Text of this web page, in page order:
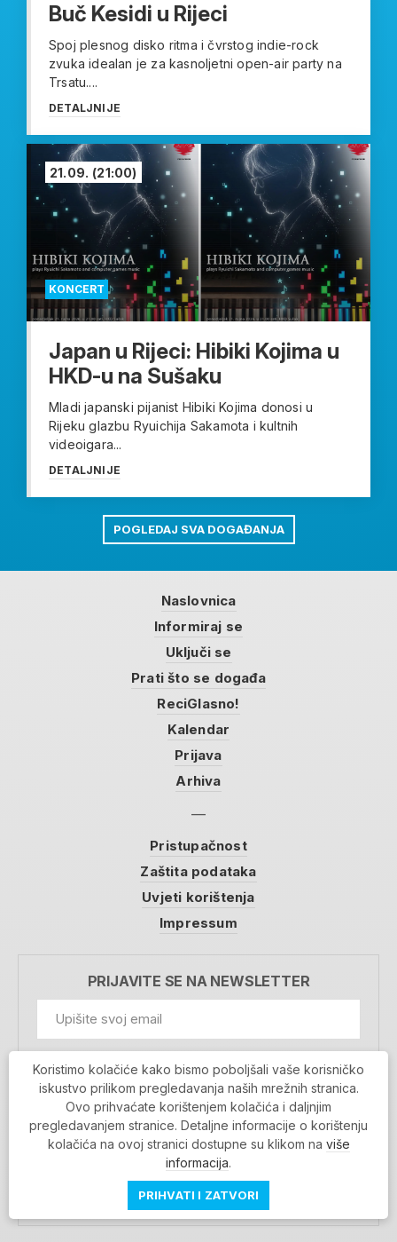
Buč Kesidi u Rijeci
Spoj plesnog disko ritma i čvrstog indie-rock
zvuka idealan je za kasnoljetni open-air party na
Trsatu....
DETALJNIJE
KONCERT
21.09. (21:00)
Japan u Rijeci: Hibiki Kojima u
HKD-u na Sušaku
Mladi japanski pijanist Hibiki Kojima donosi u
Rijeku glazbu Ryuichija Sakamota i kultnih
videoigara...
DETALJNIJE
POGLEDAJ SVA DOGAĐANJA
Naslovnica
Informiraj se
Uključi se
Prati što se događa
ReciGlasno!
Kalendar
Prijava
Arhiva
Pristupačnost
Zaštita podataka
Uvjeti korištenja
Impressum
PRIJAVITE SE NA NEWSLETTER
Prihvaćam da se moji podaci spremaju u bazu
podataka i koriste u svrhu slanja MojaRijeka
newslettera
MOJARIJEKA NEWSLETTER
PRIJAVI SE
Koristimo kolačiće kako bismo poboljšali vaše korisničko
iskustvo prilikom pregledavanja naših mrežnih stranica.
Ovo prihvaćate korištenjem kolačića i daljnjim
pregledavanjem stranice. Detaljne informacije o korištenju
kolačića na ovoj stranici dostupne su klikom na više
informacija.
PRIHVATI I ZATVORI